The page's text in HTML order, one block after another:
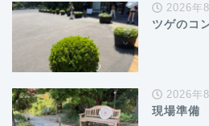
2026年8
ツゲのコ
2026年8
現場準備